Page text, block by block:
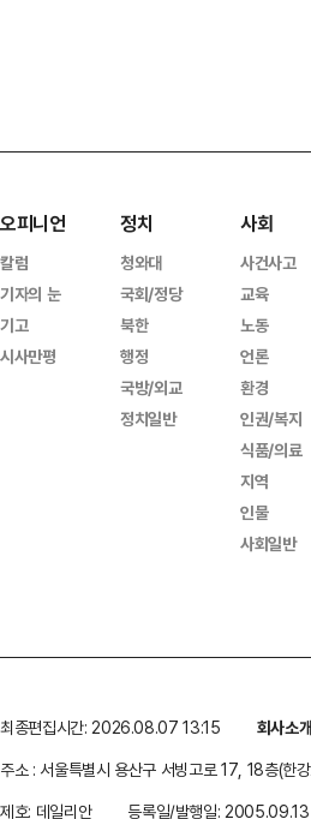
오피니언
칼럼
기자의 눈
기고
시사만평
정치
청와대
국회/정당
북한
행정
국방/외교
정치일반
사회
사건사고
교육
노동
언론
환경
인권/복지
식품/의료
지역
인물
사회일반
최종편집시간: 2026.08.07 13:15 회사소개
주소 : 서울특별시 용산구 서빙고로 17, 18층(한
제호: 데일리안
등록일/발행일: 2005.09.13